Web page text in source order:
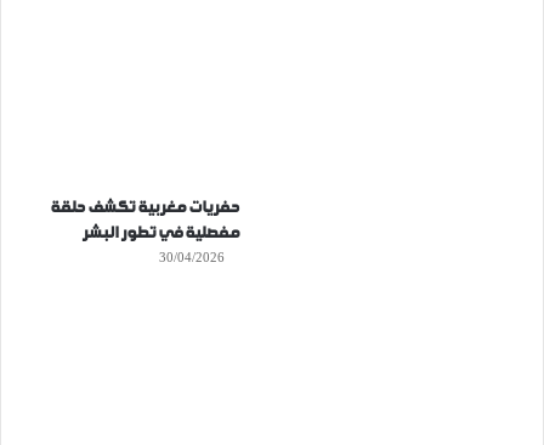
حفريات مغربية تكشف حلقة
مفصلية في تطور البشر
30/04/2026